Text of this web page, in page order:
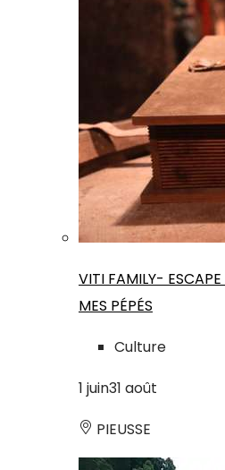
VITI FAMILY-
MES PÉPÉS
Culture
1 juin31 août
PIEUSSE